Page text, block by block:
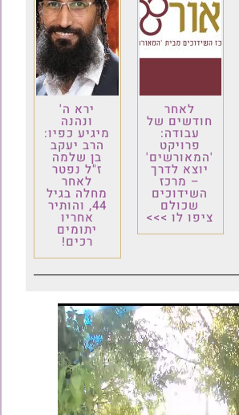
לאחר
חודשים של
עבודה:
פרויקט
'המאורשים'
יוצא לדרך
– מרכז
השידוכים
שכולם
ציפו לו >>>
ירא ה'
ונהנה
מיגיע כפיו:
הרב יעקב
בן שלמה
ז"ל נפטר
לאחר
מחלה בגיל
44, והותיר
אחריו
יתומים
רכים!